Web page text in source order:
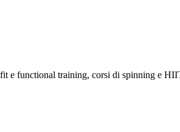
e functional training, corsi di spinning e